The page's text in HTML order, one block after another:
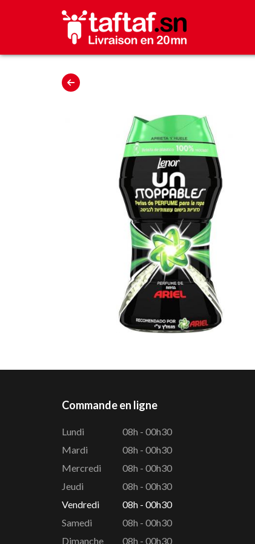
Commande en ligne
Lundi
08h - 00h30
Mardi
08h - 00h30
Mercredi
08h - 00h30
Jeudi
08h - 00h30
Vendredi
08h - 00h30
Samedi
08h - 00h30
Dimanche
08h - 00h30